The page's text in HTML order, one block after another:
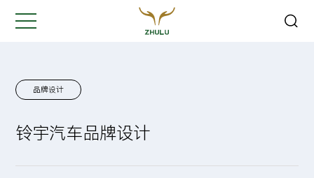
品牌设计
铃宇汽车品牌设计
是我们最重要的工作之一...
您的姓名:*